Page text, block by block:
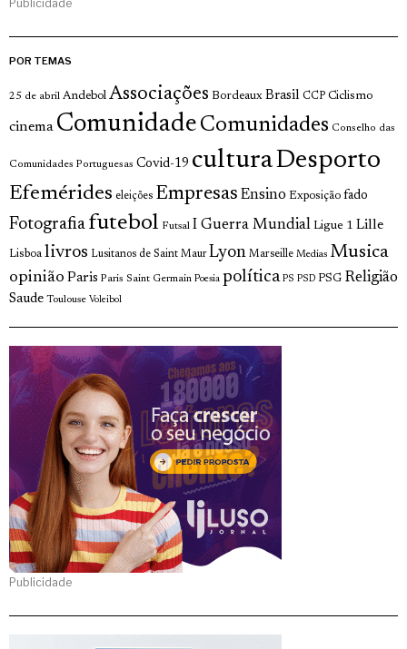
Publicidade
POR TEMAS
25 de abril Andebol Associações Bordeaux Brasil CCP Ciclismo
cinema Comunidade Comunidades Conselho das
Comunidades Portuguesas Covid-19 culturaDesporto
Efemérides eleições Empresas Ensino Exposição fado
Fotografia futebol Futsal I Guerra Mundial Ligue 1 Lille
Lisboa livros Lusitanos de Saint Maur Lyon Marseille Medias Musica
opinião Paris Paris Saint Germain Poesia política PS PSD PSG Religião
Saude Toulouse Voleibol
Publicidade